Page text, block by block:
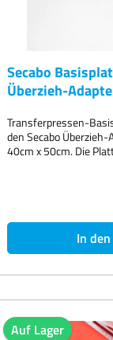
Secabo
Überzieh-
Transferpressen-
den Secabo
40cm x 50cm. Die
passender
In
Auf Lager